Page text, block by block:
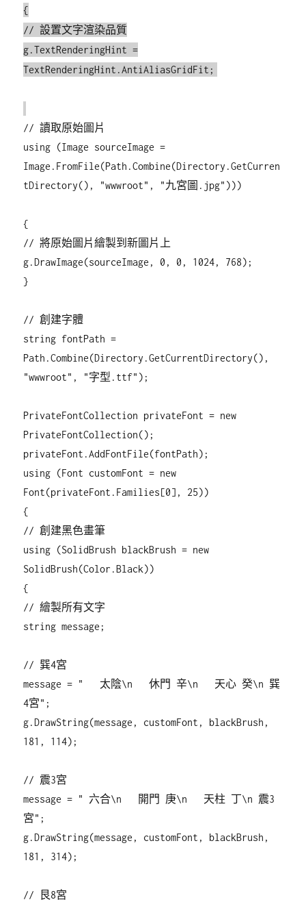
{
// 設置文字渲染品質
g.TextRenderingHint =
TextRenderingHint.AntiAliasGridFit;
// 讀取原始圖片
using (Image sourceImage =
Image.FromFile(Path.Combine(Directory.GetCurren
tDirectory(), "wwwroot", "九宮圖.jpg")))
{
// 將原始圖片繪製到新圖片上
g.DrawImage(sourceImage, 0, 0, 1024, 768);
}
// 創建字體
string fontPath =
Path.Combine(Directory.GetCurrentDirectory(),
"wwwroot", "字型.ttf");
PrivateFontCollection privateFont = new
PrivateFontCollection();
privateFont.AddFontFile(fontPath);
using (Font customFont = new
Font(privateFont.Families[0], 25))
{
// 創建黑色畫筆
using (SolidBrush blackBrush = new
SolidBrush(Color.Black))
{
// 繪製所有文字
string message;
// 巽4宮
message = " 太陰\n 休門 辛\n 天心 癸\n 巽
4宮";
g.DrawString(message, customFont, blackBrush,
181, 114);
// 震3宮
message = " 六合\n 開門 庚\n 天柱 丁\n 震3
宮";
g.DrawString(message, customFont, blackBrush,
181, 314);
// 艮8宮